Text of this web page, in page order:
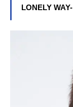
LONELY WAY-